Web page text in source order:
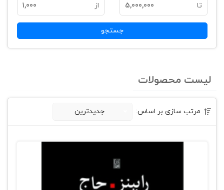
تا 5,000,000 از 1,000
جستجو
لیست محصولات
مرتب سازی بر اساس: جدیدترین